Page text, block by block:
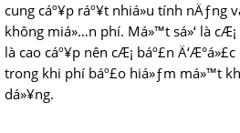
cung cáº¥p ráº¥t nhiá»u tính nÄƒng
không miá»…n phí. Má»™t sá»‘ là cÆ¡
là cao cáº¥p nên cÆ¡ báº£n
trong khi phí báº£o hiá»ƒm má»™t khi
dá»¥ng.